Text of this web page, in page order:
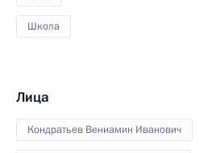
Школа
Лица
Кондратьев Вениамин Иванович